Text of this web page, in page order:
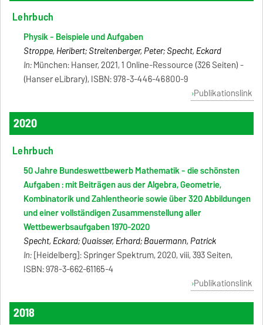
Lehrbuch
Physik - Beispiele und Aufgaben
Stroppe, Heribert; Streitenberger, Peter; Specht, Eckard
In:München: Hanser, 2021, 1 Online-Ressource (326 Seiten) -
(Hanser eLibrary), ISBN: 978-3-446-46800-9
Publikationslink
2020
Lehrbuch
50 Jahre Bundeswettbewerb Mathematik - die schönsten
Aufgaben : mit Beiträgen aus der Algebra, Geometrie,
Kombinatorik und Zahlentheorie sowie über 320 Abbildungen
und einer vollständigen Zusammenstellung aller
Wettbewerbsaufgaben 1970-2020
Specht, Eckard; Quaisser, Erhard; Bauermann, Patrick
In:[Heidelberg]: Springer Spektrum, 2020, viii, 393 Seiten,
ISBN: 978-3-662-61165-4
Publikationslink
2018